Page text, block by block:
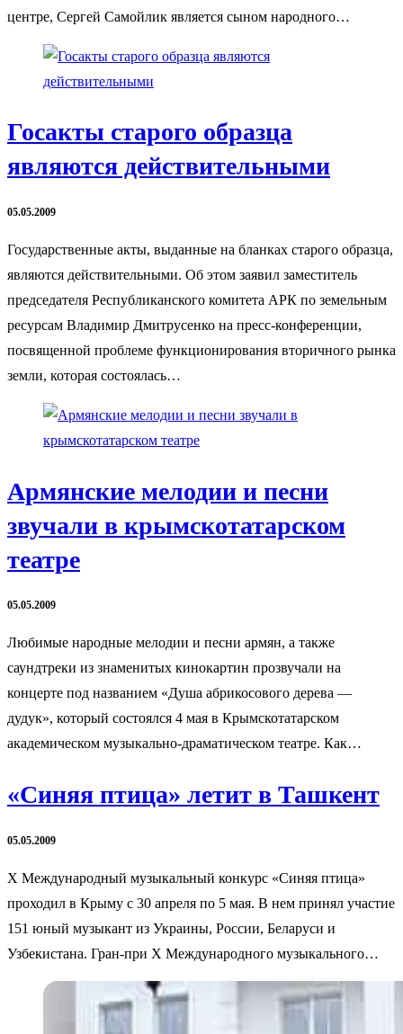
центре, Сергей Самойлик является сыном народного…
Госакты старого образца
являются действительными
05.05.2009
Государственные акты, выданные на бланках старого образца,
являются действительными. Об этом заявил заместитель
председателя Республиканского комитета АРК по земельным
ресурсам Владимир Дмитрусенко на пресс-конференции,
посвященной проблеме функционирования вторичного рынка
земли, которая состоялась…
Армянские мелодии и песни
звучали в крымскотатарском
театре
05.05.2009
Любимые народные мелодии и песни армян, а также
саундтреки из знаменитых кинокартин прозвучали на
концерте под названием «Душа абрикосового дерева —
дудук», который состоялся 4 мая в Крымскотатарском
академическом музыкально-драматическом театре. Как…
«Синяя птица» летит в Ташкент
05.05.2009
Х Международный музыкальный конкурс «Синяя птица»
проходил в Крыму с 30 апреля по 5 мая. В нем принял участие
151 юный музыкант из Украины, России, Беларуси и
Узбекистана. Гран-при Х Международного музыкального…